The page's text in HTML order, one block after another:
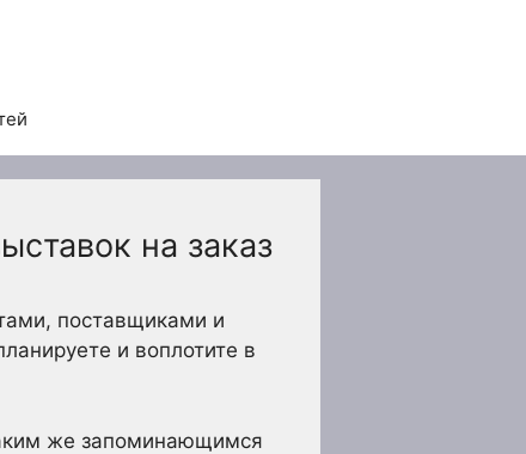
на заказ
поставщиками и
и воплотите в
же запоминающимся